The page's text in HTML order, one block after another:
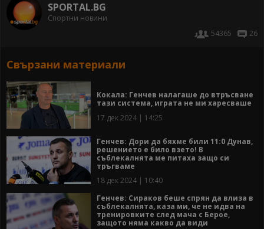
SPORTAL.BG
Спортни новини
54365
26
Свързани материали
Кокала: Генчев налагаше до втръсване
тази система, играта не ми харесваше
17 дек 2024 | 14:25
Генчев: Дори да бяхме били 11:0 Дунав,
решението е било взето! В
съблекалнята ме питаха защо си
тръгваме
18 дек 2024 | 10:40
Генчев: Сираков беше спрян да влиза в
съблекалнята, каза ми, че не идва на
тренировките след мача с Берое,
защото няма какво да види